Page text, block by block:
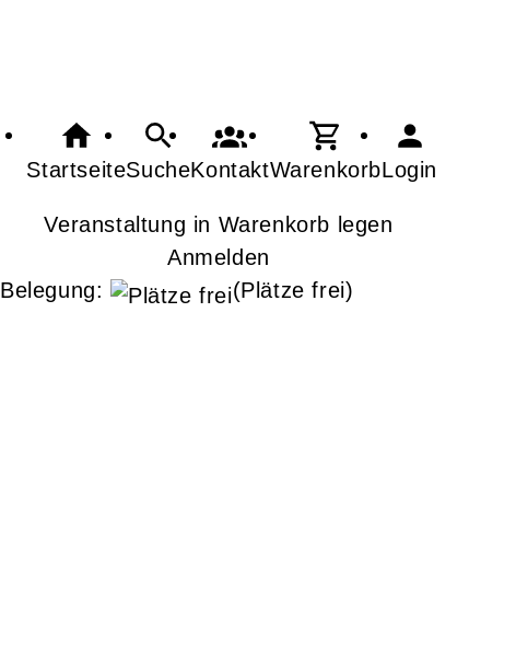
StartseiteSucheKontaktWarenkorbLogin
Veranstaltung in Warenkorb legen
Anmelden
Belegung:
(Plätze frei)